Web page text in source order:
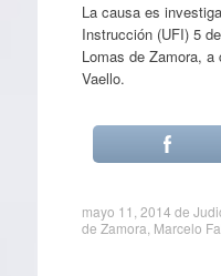
La causa es
Instrucción (UFI) 5
Lomas de Zamora,
Vaello.
mayo 11, 2014 de
de Zamora Marcelo